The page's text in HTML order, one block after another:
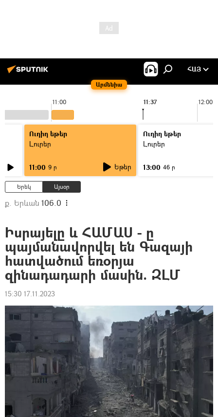
Արմենիա
ՀԱՅ
11:00 12:00
11:37
Ուղիղ եթեր
Լուրեր
11:00 9 ր Եթեր
Ուղիղ եթեր
Լուրեր
13:00 46 ր
Երեկ Այսօր
ք. Երևան 106.0
Իսրայելը և ՀԱՄԱՍ - ը
պայմանավորվել են Գազայի
հատվածում եռօրյա
զինադադարի մասին. ԶԼՄ
15:30 17.11.2023